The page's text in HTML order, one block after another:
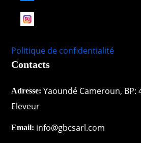
Politique de confidentialité
Contacts
Adresse: Yaoundé Cameroun, BP:
Eleveur
Email: info@gbcsarl.com